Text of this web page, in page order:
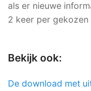
als er nieuwe
2 keer per
Bekijk ook:
De download met